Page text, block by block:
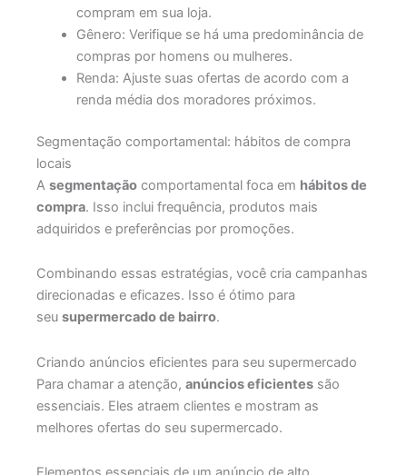
compram em sua loja.
Gênero: Verifique se há uma predominância de
compras por homens ou mulheres.
Renda: Ajuste suas ofertas de acordo com a
renda média dos moradores próximos.
Segmentação comportamental: hábitos de compra
locais
A segmentação comportamental foca em hábitos de
compra. Isso inclui frequência, produtos mais
adquiridos e preferências por promoções.
Combinando essas estratégias, você cria campanhas
direcionadas e eficazes. Isso é ótimo para
seu supermercado de bairro.
Criando anúncios eficientes para seu supermercado
Para chamar a atenção, anúncios eficientes são
essenciais. Eles atraem clientes e mostram as
melhores ofertas do seu supermercado.